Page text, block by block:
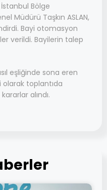
Bölge
Müdürü Taşkın ASLAN,
Bayi otomasyon
verildi. Bayilerin talep
eşliğinde sona eren
toplantıda
alındı.